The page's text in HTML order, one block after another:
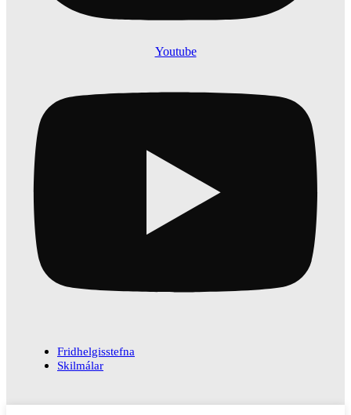
Youtube
Fridhelgisstefna
Skilmálar